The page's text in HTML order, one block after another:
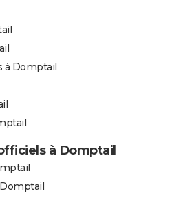
à Domptail
à Domptail